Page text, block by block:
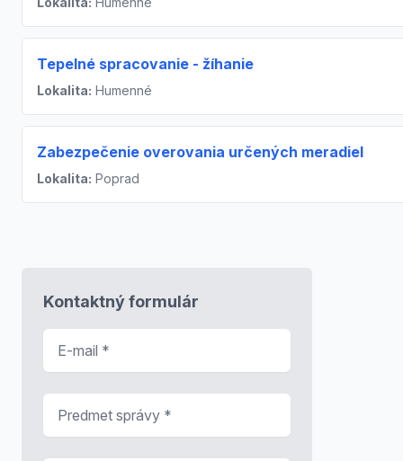
Tepelné spracovanie - žíhanie
Lokalita: Humenné
Zabezpečenie overovania určených meradiel
Lokalita: Poprad
Kontaktný formulár